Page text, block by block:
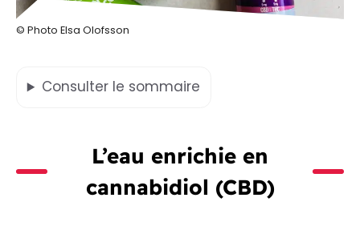
© Photo Elsa Olofsson
Consulter le sommaire
L’eau enrichie en
cannabidiol (CBD)